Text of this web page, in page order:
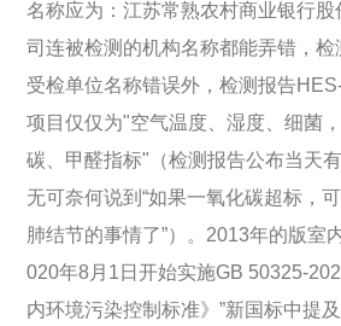
名称应为：江苏常熟农村商业银行
司连被检测的机构名称都能弄错，
受检单位名称错误外，检测报告
项目仅仅为"空气温度、湿度、细菌
碳、甲醛指标"（检测报告公布当天
无可奈何说到“如果一氧化碳超标，
肺结节的事情了”）。2013年的版室
020年8月1日开始实施GB 50325-
内环境污染控制标准》”新国标中提